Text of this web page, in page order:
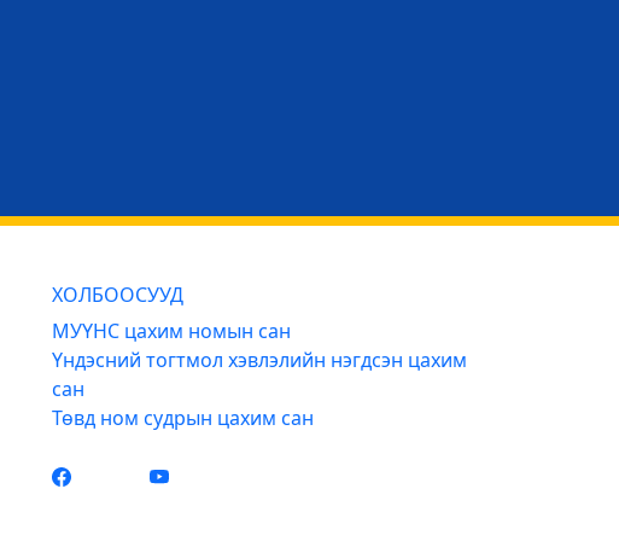
ХОЛБООСУУД
МУҮНС цахим номын сан
Үндэсний тогтмол хэвлэлийн нэгдсэн цахим
сан
Төвд ном судрын цахим сан